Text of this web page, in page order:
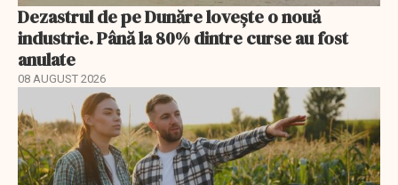
Dezastrul de pe Dunăre lovește o nouă
industrie. Până la 80% dintre curse au fost
anulate
08 AUGUST 2026